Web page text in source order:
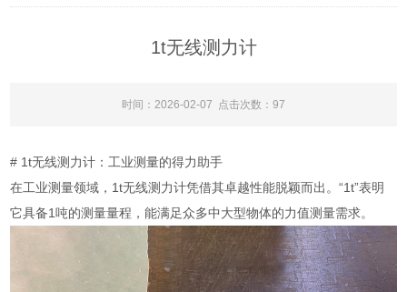
1t无线测力计
时间：2026-02-07 点击次数：97
# 1t无线测力计：工业测量的得力助手
在工业测量领域，1t无线测力计凭借其卓越性能脱颖而出。“1t”表明
它具备1吨的测量量程，能满足众多中大型物体的力值测量需求。